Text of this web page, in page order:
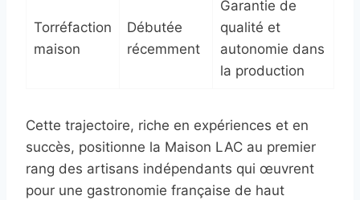
Torréfaction
maison
Débutée
récemment
Garantie de
qualité et
autonomie dans
la production
Cette trajectoire, riche en expériences et en
succès, positionne la Maison LAC au premier
rang des artisans indépendants qui œuvrent
pour une gastronomie française de haut